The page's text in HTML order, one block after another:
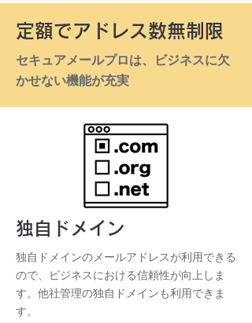
定額でアドレス数無制限
セキュアメールプロは、ビジネスに欠
かせない機能が充実
独自ドメイン
独自ドメインのメールアドレスが利用できる
ので、ビジネスにおける信頼性が向上しま
す。他社管理の独自ドメインも利用できま
す。